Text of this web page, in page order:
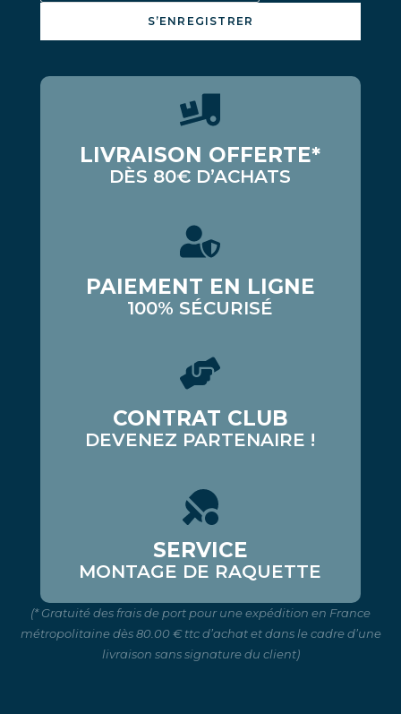
S’ENREGISTRER
LIVRAISON OFFERTE*
DÈS 80€ D’ACHATS
PAIEMENT EN LIGNE
100% SÉCURISÉ
CONTRAT CLUB
DEVENEZ PARTENAIRE !
SERVICE
MONTAGE DE RAQUETTE
(* Gratuité des frais de port pour une expédition en France
métropolitaine dès 80.00 € ttc d’achat et dans le cadre d’une
livraison sans signature du client)